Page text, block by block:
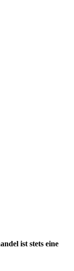
ist stets eine